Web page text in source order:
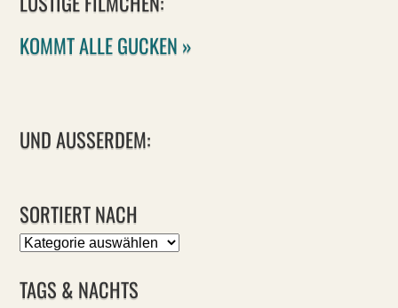
KOMMT ALLE GUCKEN »
UND AUSSERDEM:
SORTIERT NACH
Sortiert
TAGS & NACHTS